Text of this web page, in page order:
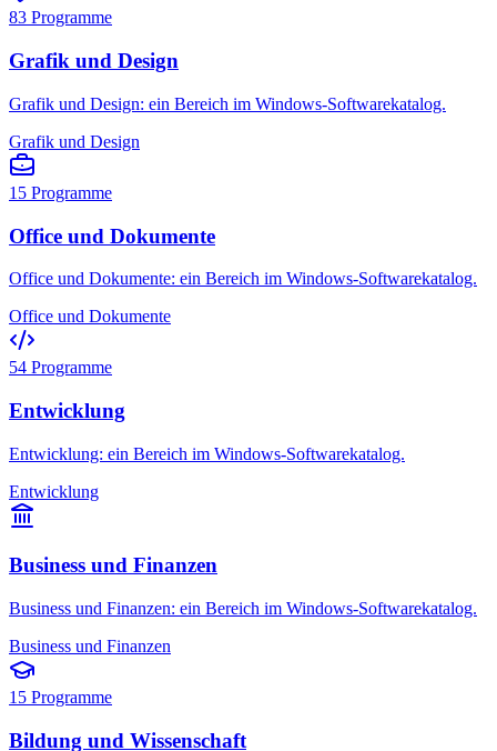
83 Programme
Grafik und Design
Grafik und Design: ein Bereich im Windows-Softwarekatalog.
Grafik und Design
15 Programme
Office und Dokumente
Office und Dokumente: ein Bereich im Windows-Softwarekatalog.
Office und Dokumente
54 Programme
Entwicklung
Entwicklung: ein Bereich im Windows-Softwarekatalog.
Entwicklung
Business und Finanzen
Business und Finanzen: ein Bereich im Windows-Softwarekatalog.
Business und Finanzen
15 Programme
Bildung und Wissenschaft